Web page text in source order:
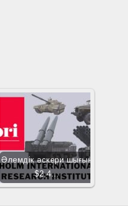
Әлемдік әскери шығын
$2,4…